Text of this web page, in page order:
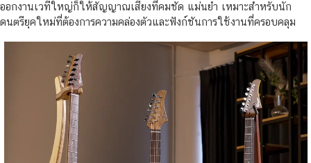
ออกงานเวทีใหญ่ก็ให้สัญญาณเสียงที่คมชัด แม่นยำ เหมาะสำหรับนัก
ดนตรียุคใหม่ที่ต้องการความคล่องตัวและฟังก์ชันการใช้งานที่ครอบคลุม